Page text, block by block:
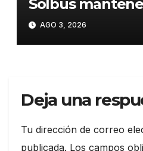
Solbus
escolares y
habituales
AGO 3, 2026
Deja una
Tu dirección de correo
publicada. Los campos